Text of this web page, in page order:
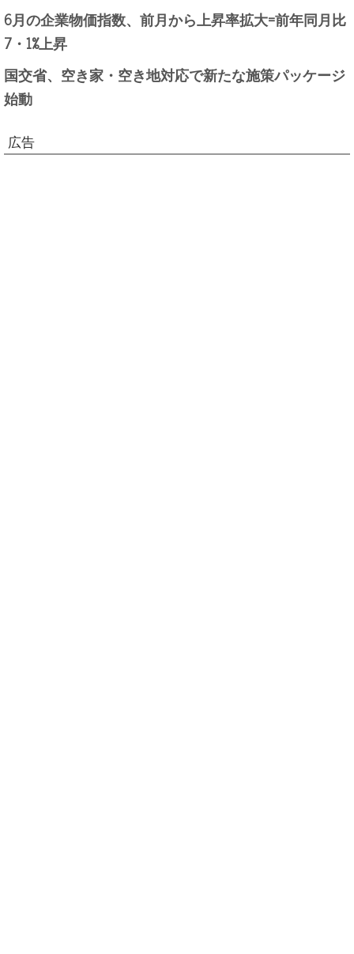
6月の企業物価指数、前月から上昇率拡大=前年同月比
7・1%上昇
国交省、空き家・空き地対応で新たな施策パッケージ
始動
広告